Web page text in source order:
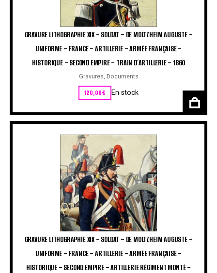
GRAVURE LITHOGRAPHIE XIX – SOLDAT – DE MOLTZHEIM AUGUSTE –
UNIFORME – FRANCE – ARTILLERIE – ARMÉE FRANÇAISE –
HISTORIQUE – SECOND EMPIRE – TRAIN D’ARTILLERIE – 1860
Gravures, Documents
120,00€ En stock
GRAVURE LITHOGRAPHIE XIX – SOLDAT – DE MOLTZHEIM AUGUSTE –
UNIFORME – FRANCE – ARTILLERIE – ARMÉE FRANÇAISE –
HISTORIQUE – SECOND EMPIRE – ARTILLERIE RÉGIMENT MONTÉ –